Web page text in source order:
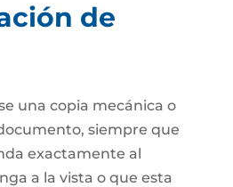
de
una copia mecánica o
siempre que
exactamente al
a la vista o que esta